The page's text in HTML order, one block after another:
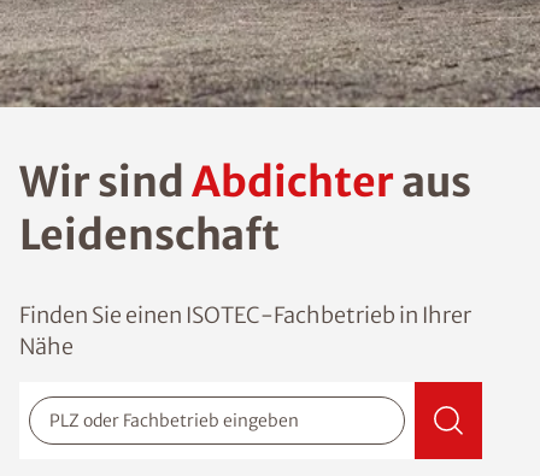
Wir sind Abdichteraus
Leidenschaft
Finden Sie einen ISOTEC-Fachbetrieb in Ihrer
Nähe
PLZ oder Fachbetrieb eingeben Suchen